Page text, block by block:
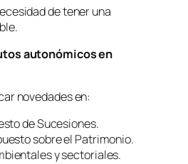
de tener una
autonómicos en
novedades en:
de Sucesiones.
sobre el Patrimonio.
y sectoriales.